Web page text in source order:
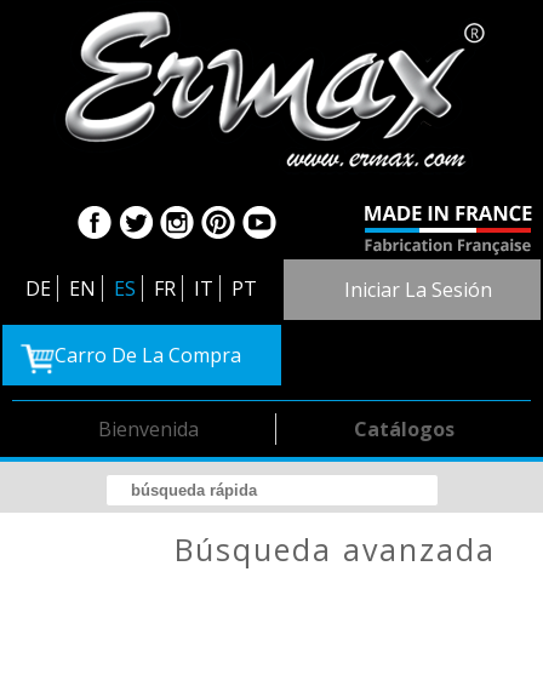
DE EN ES FR IT PT Iniciar La Sesión
Carro De La Compra
Catálogos
Bienvenida
búsqueda avanzada